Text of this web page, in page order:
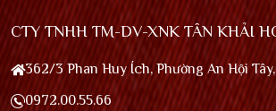
CTY TNHH TM-DV-XNK TÂN KHẢI
362/3 Phan Huy Ích, Phường An Hội
0972.00.55.66